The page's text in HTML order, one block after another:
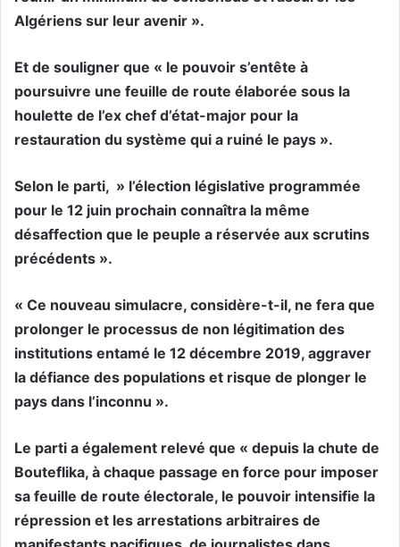
Algériens sur leur avenir ».
Et de souligner que « le pouvoir s’entête à
poursuivre une feuille de route élaborée sous la
houlette de l’ex chef d’état-major pour la
restauration du système qui a ruiné le pays ».
Selon le parti, » l’élection législative programmée
pour le 12 juin prochain connaîtra la même
désaffection que le peuple a réservée aux scrutins
précédents ».
« Ce nouveau simulacre, considère-t-il, ne fera que
prolonger le processus de non légitimation des
institutions entamé le 12 décembre 2019, aggraver
la défiance des populations et risque de plonger le
pays dans l’inconnu ».
Le parti a également relevé que « depuis la chute de
Bouteflika, à chaque passage en force pour imposer
sa feuille de route électorale, le pouvoir intensifie la
répression et les arrestations arbitraires de